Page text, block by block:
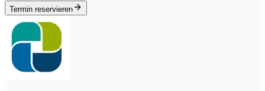
Termin reservieren